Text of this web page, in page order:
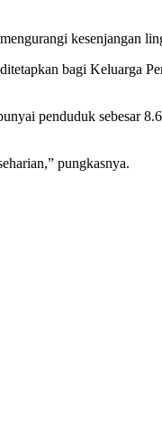
kesenjangan
bagi Keluarga
penduduk sebesar
pungkasnya.